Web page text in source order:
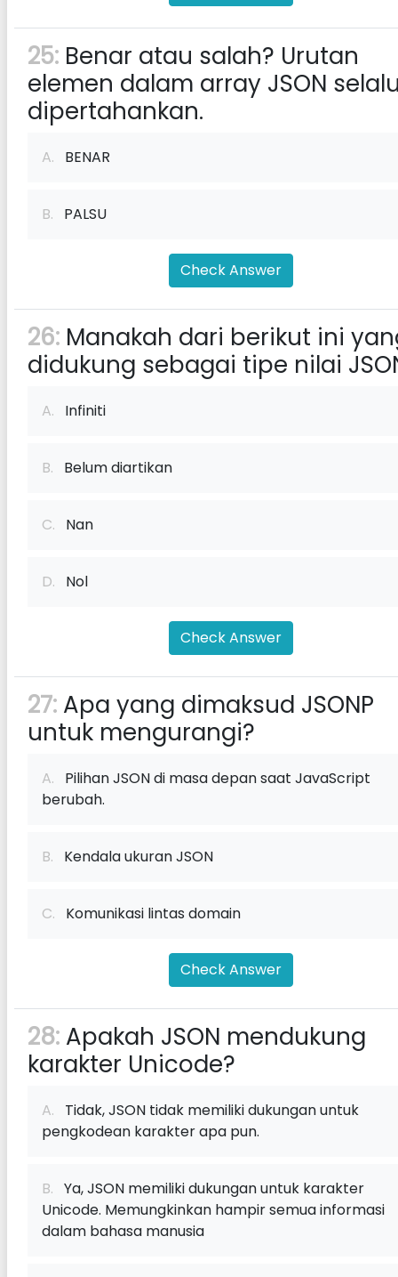
25: Benar atau salah? Urutan
elemen dalam array JSON
dipertahankan.
A. BENAR
B. PALSU
Check Answer
26: Manakah dari berikut ini
didukung sebagai tipe nilai
A. Infiniti
B. Belum diartikan
C. Nan
D. Nol
Check Answer
27: Apa yang dimaksud JSONP
untuk mengurangi?
A. Pilihan JSON di masa depan saat JavaScript
berubah.
B. Kendala ukuran JSON
C. Komunikasi lintas domain
Check Answer
28: Apakah JSON mendukung
karakter Unicode?
A. Tidak, JSON tidak memiliki dukungan untuk
pengkodean karakter apa pun.
B. Ya, JSON memiliki dukungan untuk karakter
Unicode. Memungkinkan hampir semua informasi
dalam bahasa manusia